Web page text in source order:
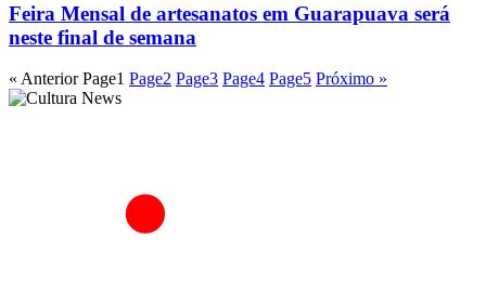
Feira Mensal de artesanatos em Guarapuava será
neste final de semana
« Anterior Page1 Page2 Page3 Page4 Page5 Próximo »